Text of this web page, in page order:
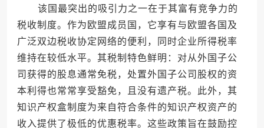
该国最突出的吸引力之一在于其富有竞争力的
税收制度。作为欧盟成员国，它享有与欧盟各国及
广泛双边税收协定网络的便利，同时企业所得税率
维持在较低水平。其税制特色鲜明：对从外国子公
司获得的股息通常免税，处置外国子公司股权的资
本利得也常常享受豁免，且没有遗产税。此外，其
知识产权盒制度为来自符合条件的知识产权资产的
收入提供了极低的优惠税率。这些政策旨在鼓励控